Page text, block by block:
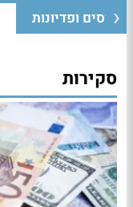
גיוסים ופדיונות
סקירות